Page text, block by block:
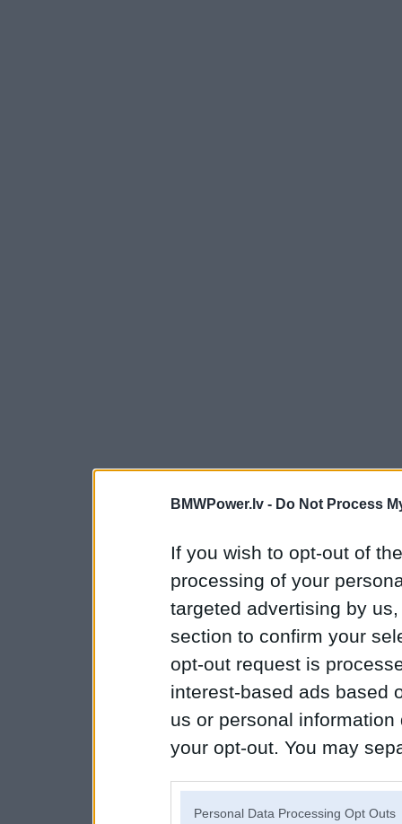
BMWPower.lv - Do Not Process
If you wish to opt-out of
processing of your
targeted advertising by
section to confirm your
opt-out request is
interest-based ads based
us or personal
your opt-out. You may
Personal Data Processing Opt Outs